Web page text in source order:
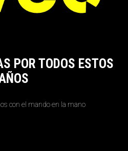
POR TODOS ESTOS
con el mando en la mano